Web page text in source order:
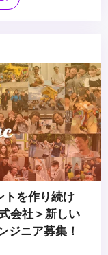
作品で構いません）
トを作り続け
会社＞新しい
ジニア募集！